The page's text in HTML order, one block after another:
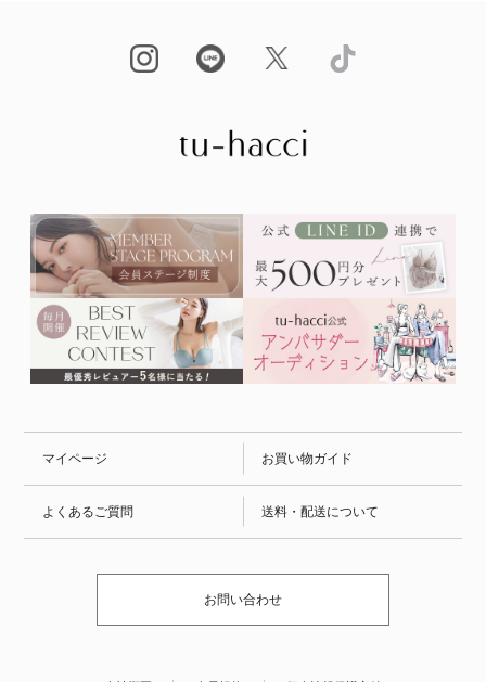
マイページ お買い物ガイド
よくあるご質問 送料・配送について
お問い合わせ